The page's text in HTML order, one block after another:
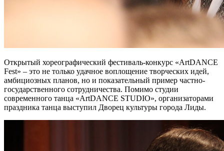
Открытый хореографический фестиваль-конкурс «ArtDANCE
Fest» – это не только удачное воплощение творческих идей,
амбициозных планов, но и показательный пример частно-
государственного сотрудничества. Помимо студии
современного танца «ArtDANCE STUDIO», организаторами
праздника танца выступил Дворец культуры города Лиды.